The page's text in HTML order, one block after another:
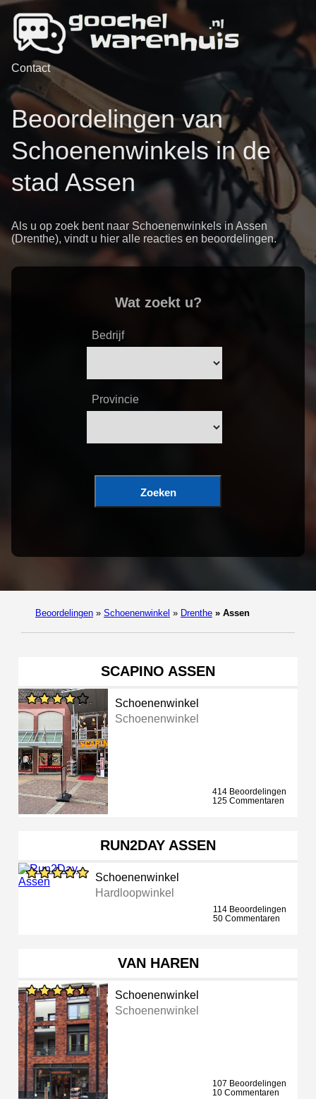
Contact
Beoordelingen van
Schoenenwinkels in de
stad Assen
Als u op zoek bent naar Schoenenwinkels in Assen
(Drenthe), vindt u hier alle reacties en beoordelingen.
Wat zoekt u?
Bedrijf
Provincie
Zoeken
Beoordelingen » Schoenenwinkel » Drenthe » Assen
SCAPINO ASSEN
Schoenenwinkel
Schoenenwinkel
414 Beoordelingen
125 Commentaren
RUN2DAY ASSEN
Schoenenwinkel
Hardloopwinkel
114 Beoordelingen
50 Commentaren
VAN HAREN
Schoenenwinkel
Schoenenwinkel
107 Beoordelingen
10 Commentaren